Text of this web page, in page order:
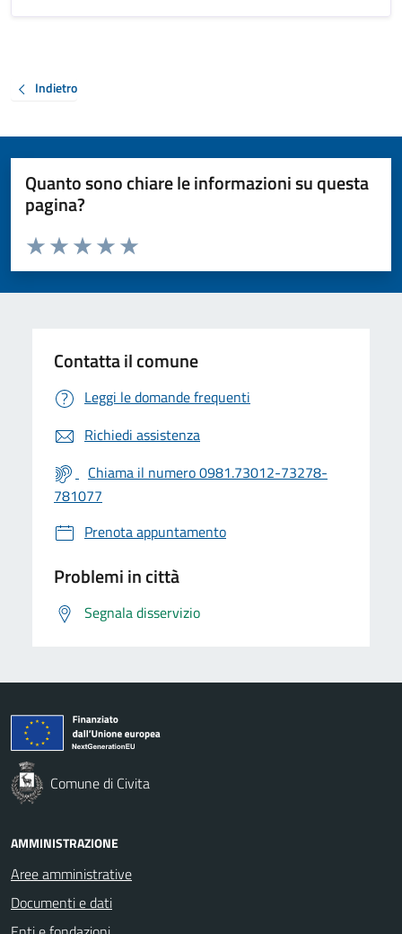
Indietro
Quanto sono chiare le informazioni su questa
pagina?
Valuta da 1 a 5 stelle la pagina
Valuta 5 stelle su 5
Valuta 4 stelle su 5
Valuta 3 stelle su 5
Valuta 2 stelle su 5
Valuta 1 stelle su 5
Contatta il comune
Leggi le domande frequenti
Richiedi assistenza
Chiama il numero 0981.73012-73278-
781077
Prenota appuntamento
Problemi in città
Segnala disservizio
Comune di Civita
AMMINISTRAZIONE
Aree amministrative
Documenti e dati